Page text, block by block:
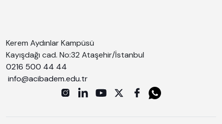
Kerem Aydınlar Kampüsü
Kayışdağı cad. No:32 Ataşehir/İstanbul
0216 500 44 44
info@acibadem.edu.tr